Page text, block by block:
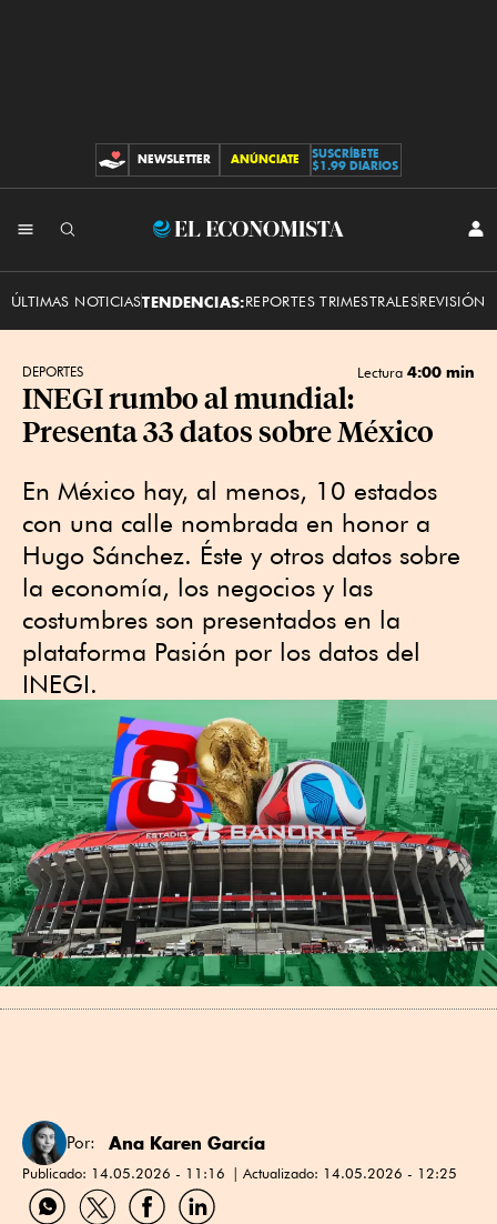
CONTRIBUCIONES
NEWSLETTER ANÚNCIATE
SUSCRÍBETE
$1.99 DIARIOS
El
ÚLTIMAS NOTICIASTENDENCIAS:REPORTES TRIMESTRALESREVISIÓN
DEPORTES Lectura 4:00 min
INEGI rumbo al mundial:
Presenta 33 datos sobre México
En México hay, al menos, 10 estados
con una calle nombrada en honor a
Hugo Sánchez. Éste y otros datos sobre
la economía, los negocios y las
costumbres son presentados en la
plataforma Pasión por los datos del
INEGI.
Por: Ana Karen García
Publicado: 14.05.2026 - 11:16 Actualizado: 14.05.2026 - 12:25
Compartir
por
Compartir
por
Compartir
por
Compartir
por